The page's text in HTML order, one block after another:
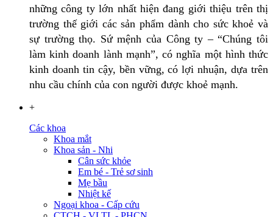
những công ty lớn nhất hiện đang giới thiệu trên thị
trường thế giới các sản phẩm dành cho sức khoẻ và
sự trường thọ. Sứ mệnh của Công ty – “Chúng tôi
làm kinh doanh lành mạnh”, có nghĩa một hình thức
kinh doanh tin cậy, bền vững, có lợi nhuận, dựa trên
nhu cầu chính của con người được khoẻ mạnh.
+
Các khoa
Khoa mắt
Khoa sản - Nhi
Cân sức khỏe
Em bé - Trẻ sơ sinh
Mẹ bầu
Nhiệt kế
Ngoại khoa - Cấp cứu